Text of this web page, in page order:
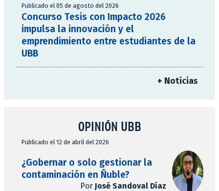
Publicado el 05 de agosto del 2026
Concurso Tesis con Impacto 2026
impulsa la innovación y el
emprendimiento entre estudiantes de la
UBB
+ Noticias
OPINIÓN UBB
Publicado el 12 de abril del 2026
¿Gobernar o solo gestionar la
contaminación en Ñuble?
Por José Sandoval Díaz